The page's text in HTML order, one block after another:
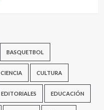
BASQUETBOL
CIENCIA CULTURA
EDITORIALES EDUCACIÓN